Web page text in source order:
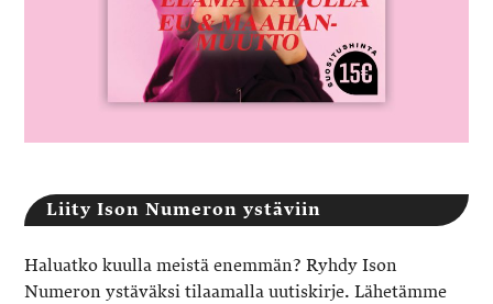
Liity Ison Numeron ystäviin
Haluatko kuulla meistä enemmän? Ryhdy Ison
Numeron ystäväksi tilaamalla uutiskirje. Lähetämme